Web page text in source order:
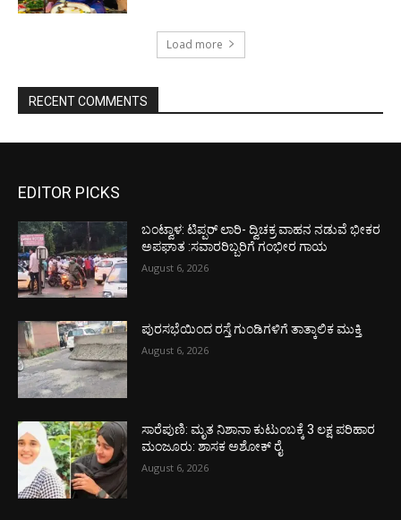
Load more
RECENT COMMENTS
EDITOR PICKS
ಬಂಟ್ವಾಳ: ಟಿಪ್ಪರ್ ಲಾರಿ- ದ್ವಿಚಕ್ರ ವಾಹನ ನಡುವೆ ಭೀಕರ
ಅಪಘಾತ :ಸವಾರರಿಬ್ಬರಿಗೆ ಗಂಭೀರ ಗಾಯ
August 6, 2026
ಪುರಸಭೆಯಿಂದ ರಸ್ತೆ ಗುಂಡಿಗಳಿಗೆ ತಾತ್ಕಾಲಿಕ ಮುಕ್ತಿ
August 6, 2026
ಸಾರೆಪುಣಿ: ಮೃತ ನಿಶಾನಾ ಕುಟುಂಬಕ್ಕೆ 3 ಲಕ್ಷ ಪರಿಹಾರ
ಮಂಜೂರು: ಶಾಸಕ ಅಶೋಕ್ ರೈ
August 6, 2026